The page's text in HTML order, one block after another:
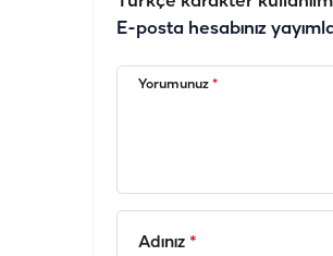
E-posta hesabınız
Yorumunuz *
Adınız *